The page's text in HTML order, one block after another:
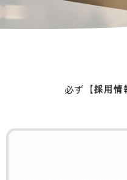
必ず 【採用情